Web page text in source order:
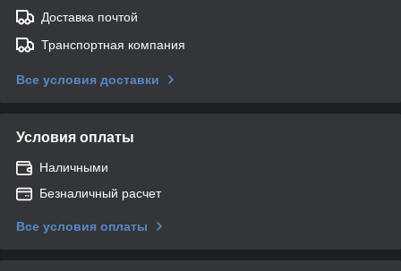
Доставка почтой
Транспортная компания
Все условия доставки
Условия оплаты
Наличными
Безналичный расчет
Все условия оплаты